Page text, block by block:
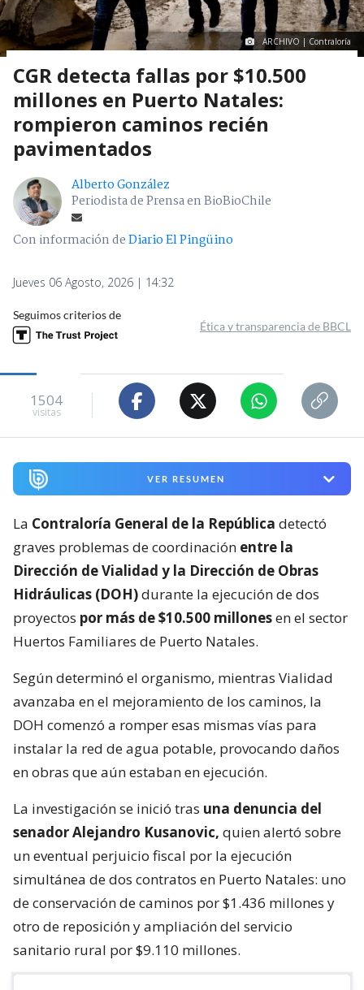
ARCHIVO | Contraloría
CGR detecta fallas por $10.500
millones en Puerto Natales:
rompieron caminos recién
pavimentados
Alberto González
Periodista de Prensa en BioBioChile
Con información deDiario El Pingüino
Jueves 06 Agosto, 2026 | 14:32
Seguimos criterios de
Ética y transparencia de BBCL
1504
visitas
VER RESUMEN
La Contraloría General de la República detectó
graves problemas de coordinación entre la
Dirección de Vialidad y la Dirección de Obras
Hidráulicas (DOH)durante la ejecución de dos
proyectos por más de $10.500 millonesen el sector
Huertos Familiares de Puerto Natales.
Según determinó el organismo, mientras Vialidad
avanzaba en el mejoramiento de los caminos, la
DOH comenzó a romper esas mismas vías para
instalar la red de agua potable, provocando daños
en obras que aún estaban en ejecución.
La investigación se inició tras una denuncia del
senador Alejandro Kusanovic, quien alertó sobre
un eventual perjuicio fiscal por la ejecución
simultánea de dos contratos en Puerto Natales: uno
de conservación de caminos por $1.436 millones y
otro de reposición y ampliación del servicio
sanitario rural por $9.110 millones.